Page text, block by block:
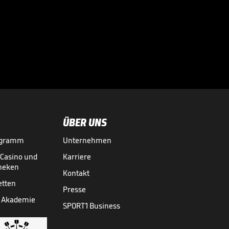
und
Akademie
ÜBER UNS
Unternehmen
Karriere
Kontakt
Presse
SPORT1 Business